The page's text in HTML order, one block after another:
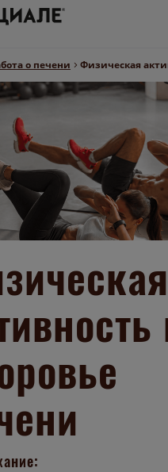
о печени
печени
заболеваний
о печени